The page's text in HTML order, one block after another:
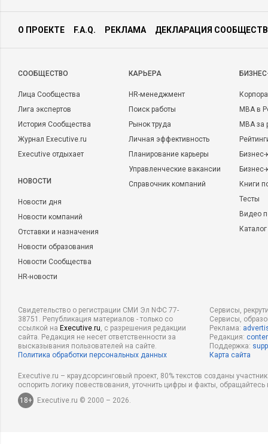
О ПРОЕКТЕ F.A.Q. РЕКЛАМА ДЕКЛАРАЦИЯ
CООБЩЕСТВО
Лица Сообщества
Лига экспертов
История Сообщества
Журнал Executive.ru
Executive отдыхает
НОВОСТИ
Новости дня
Новости компаний
Отставки и назначения
Новости образования
Новости Сообщества
HR-новости
КАРЬЕРА
HR-менеджмент
Поиск работы
Рынок труда
Личная эффективность
Планирование карьеры
Управленческие вакансии
Справочник компаний
MBA в
MBA
Бизнес-
Книги
Тесты
Видео
Свидетельство о регистрации СМИ Эл NФС 77-
38751. Републикация материалов - только со
ссылкой на Executive.ru, с разрешения редакции
сайта. Редакция не несет ответственности за
высказывания пользователей на сайте.
Политика обработки персональных данных
Сервисы,
Сервисы,
Реклама:
Редакция:
Поддержка:
Карта сайта
Executive.ru – краудсорсинговый проект, 80% текстов созданы
оспорить логику повествования, уточнить цифры и факты,
18+
Executive.ru © 2000 – 2026.